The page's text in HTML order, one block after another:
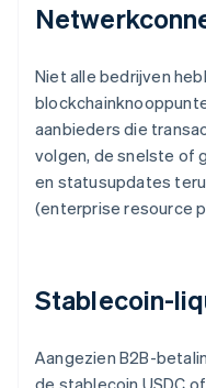
Niet alle bedrijven
aanbieders die
volgen, de snelste of
en statusupdates
(enterprise resource
Stablecoin-
Aangezien B2B-